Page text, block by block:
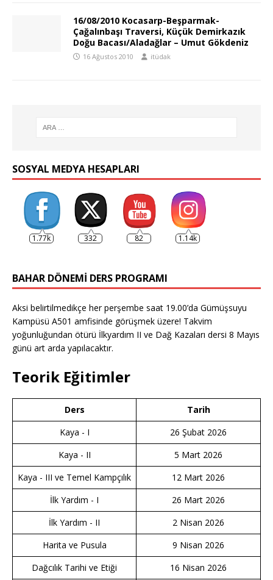
16/08/2010 Kocasarp-Beşparmak-
Çağalınbaşı Traversi, Küçük Demirkazık
Doğu Bacası/Aladağlar – Umut Gökdeniz
16 Ağustos 2010 itüdak
SOSYAL MEDYA HESAPLARI
1.77k 332 82 1.14k
BAHAR DÖNEMI DERS PROGRAMI
Aksi belirtilmedikçe her perşembe saat 19.00’da Gümüşsuyu
Kampüsü A501 amfisinde görüşmek üzere! Takvim
yoğunluğundan ötürü İlkyardım II ve Dağ Kazaları dersi 8 Mayıs
günü art arda yapılacaktır.
Teorik Eğitimler
Ders
Tarih
Kaya - I
26 Şubat 2026
Kaya - II
5 Mart 2026
Kaya - III ve Temel Kampçılık
12 Mart 2026
İlk Yardım - I
26 Mart 2026
İlk Yardım - II
2 Nisan 2026
Harita ve Pusula
9 Nisan 2026
Dağcılık Tarihi ve Etiği
16 Nisan 2026